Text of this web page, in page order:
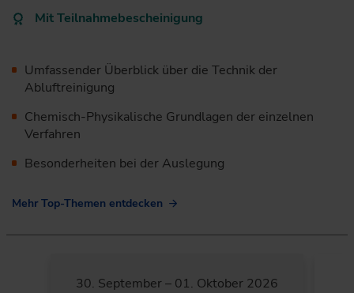
Mit Teilnahmebescheinigung
Umfassender Überblick über die Technik der
Abluftreinigung
Chemisch-Physikalische Grundlagen der einzelnen
Verfahren
Besonderheiten bei der Auslegung
Mehr Top-Themen entdecken
30. September – 01. Oktober 2026